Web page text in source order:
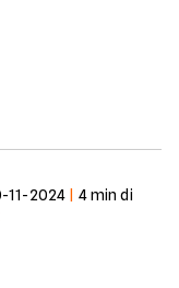
11-2024 4min di